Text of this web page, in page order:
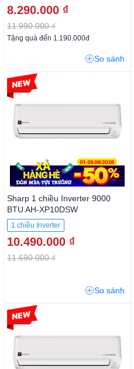
8.290.000 ₫
11.990.000 ₫
Tặng quà đến 1.190.000đ
So sánh
Sharp 1 chiều Inverter 9000
BTU AH-XP10DSW
1 chiều Inverter
10.490.000 ₫
11.690.000 ₫
-10%
So sánh
-10%